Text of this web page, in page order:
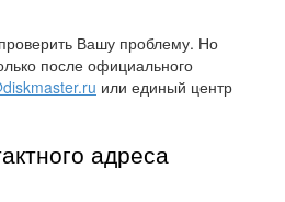
Вашу проблему. Но
после официального
или единый центр
адреса